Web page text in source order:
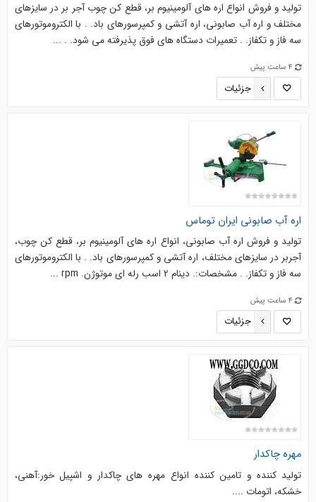
توليد و فروش انواع اره هاي آلومينيوم بر، قطع کن چوب آجر بر در سايزهاي
مختلف و اره آب صابوني، اره آتشي و کمپرسورهاي باد. . با الکتروموتورهاي
سه فاز و تکفاز. . تعميرات دستگاه هاي فوق پذيرفته مي شود. . ...
4 ساعت پیش
جزئیات
اره آب صابوني ايران توماس
توليد و فروش اره آب صابوني، انواع اره هاي آلومينيوم بر، قطع کن چوب،
آجربر در سايزهاي مختلف، اره آتشي و کمپرسورهاي باد. . با الکتروموتورهاي
سه فاز و تکفاز. . مشخصات:. دينام 2 اسب رله اي موتوژن. rpm ...
4 ساعت پیش
جزئیات
مهره چاکدار
تولید کننده و تامین کننده انواع مهره های چاکدار و اشپیل خور:آهنی،
خشکه، اتومات ....